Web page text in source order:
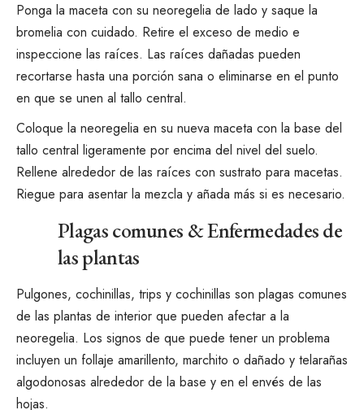
Ponga la maceta con su neoregelia de lado y saque la
bromelia con cuidado. Retire el exceso de medio e
inspeccione las raíces. Las raíces dañadas pueden
recortarse hasta una porción sana o eliminarse en el punto
en que se unen al tallo central.
Coloque la neoregelia en su nueva maceta con la base del
tallo central ligeramente por encima del nivel del suelo.
Rellene alrededor de las raíces con sustrato para macetas.
Riegue para asentar la mezcla y añada más si es necesario.
Plagas comunes & Enfermedades de
las plantas
Pulgones, cochinillas, trips y cochinillas son plagas comunes
de las plantas de interior que pueden afectar a la
neoregelia. Los signos de que puede tener un problema
incluyen un follaje amarillento, marchito o dañado y telarañas
algodonosas alrededor de la base y en el envés de las
hojas.